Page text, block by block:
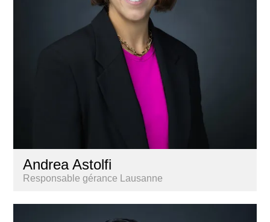
Andrea Astolfi
Responsable gérance Lausanne